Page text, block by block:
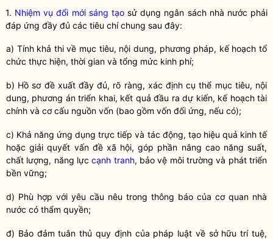
1. Nhiệm vụ đổi mới sáng tạosử dụng ngân sách nhà nước phải
đáp ứng đầy đủ các tiêu chí chung sau đây:
a) Tính khả thi về mục tiêu, nội dung, phương pháp, kế hoạch tổ
chức thực hiện, thời gian và tổng mức kinh phí;
b) Hồ sơ đề xuất đầy đủ, rõ ràng, xác định cụ thể mục tiêu, nội
dung, phương án triển khai, kết quả đầu ra dự kiến, kế hoạch tài
chính và cơ cấu nguồn vốn (bao gồm vốn đối ứng, nếu có);
c) Khả năng ứng dụng trực tiếp và tác động, tạo hiệu quả kinh tế
hoặc giải quyết vấn đề xã hội, góp phần nâng cao năng suất,
chất lượng, năng lựccạnh tranh, bảo vệ môi trường và phát triển
bền vững;
d) Phù hợp với yêu cầu nêu trong thông báo của cơ quan nhà
nước có thẩm quyền;
đ) Bảo đảm tuân thủ quy định của pháp luật về sở hữu trí tuệ,